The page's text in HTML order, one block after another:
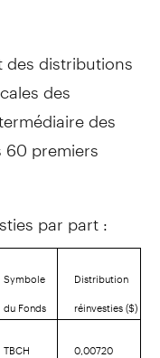
distributions
des
des
premiers
par part :
Symbole
du Fonds
Distribution
réinvesties ($)
TBCH
0,00720